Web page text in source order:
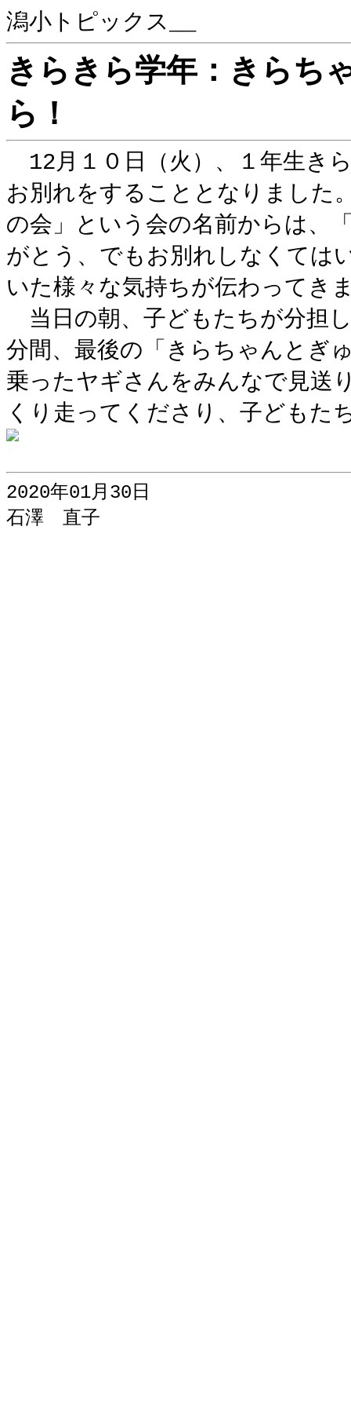
潟小トピックス__
きらきら学年：きら
ら！
12月１０日（火）、１年生き
お別れをすることとなりました
の会」という会の名前からは、
がとう、でもお別れしなくては
いた様々な気持ちが伝わってき
当日の朝、子どもたちが分担
分間、最後の「きらちゃんとぎ
乗ったヤギさんをみんなで見送
くり走ってくださり、子どもた
2020年01月30日
石澤 直子